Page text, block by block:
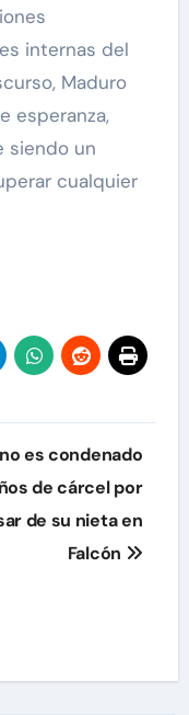
internas del
Maduro
esperanza,
siendo un
cualquier
es condenado
de cárcel por
de su nieta en
Falcón